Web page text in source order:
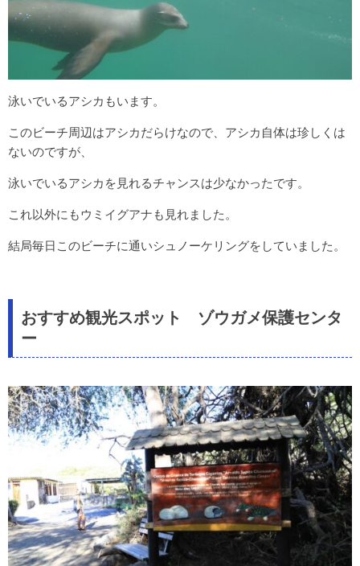
泳いでいるアシカもいます。
このビーチ周辺はアシカだらけなので、アシカ自体は珍しくは
ないのですが、
泳いでいるアシカを見れるチャンスは少なかったです。
これ以外にもウミイグアナも見れました。
結局毎日このビーチに通いシュノーケリングをしていました。
おすすめ観光スポット ゾウガメ保護センタ
ー